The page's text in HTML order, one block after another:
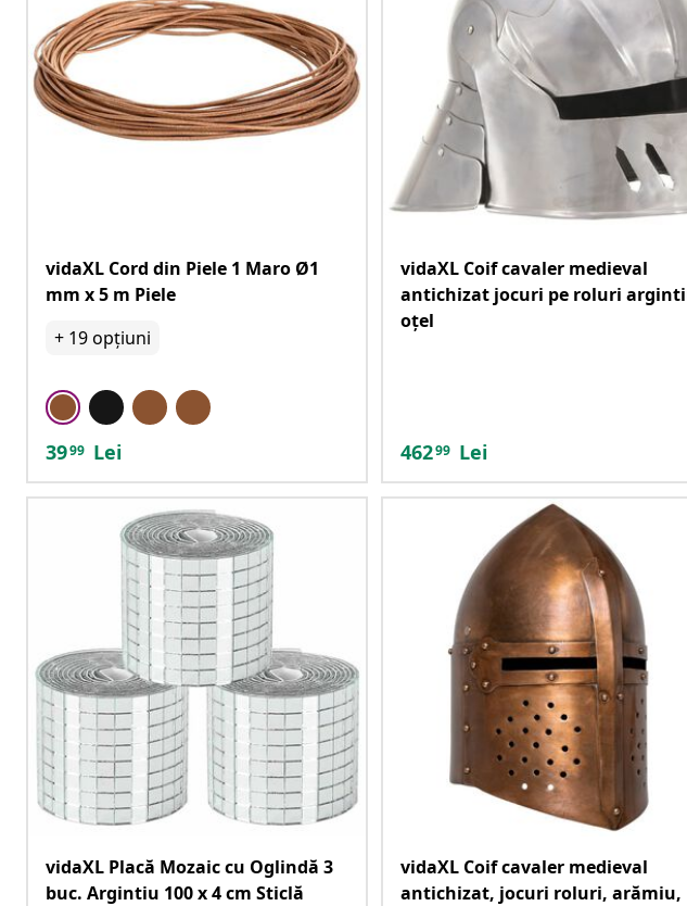
vidaXL Cord din Piele 1 Maro Ø1
mm x 5 m Piele
+ 19opțiuni
3999 Lei
vidaXL Coif cavaler medieval
antichizat jocuri pe roluri
oțel
46299 Lei
vidaXL Placă Mozaic cu Oglindă 3
buc. Argintiu 100 x 4 cm Sticlă
vidaXL Coif cavaler medieval
antichizat, jocuri roluri, arămiu,